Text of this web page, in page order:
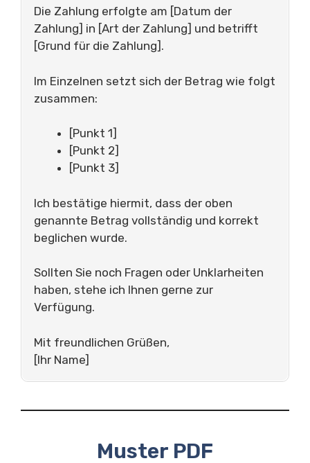
Die Zahlung erfolgte am [Datum der
Zahlung] in [Art der Zahlung] und betrifft
[Grund für die Zahlung].
Im Einzelnen setzt sich der Betrag wie folgt
zusammen:
[Punkt 1]
[Punkt 2]
[Punkt 3]
Ich bestätige hiermit, dass der oben
genannte Betrag vollständig und korrekt
beglichen wurde.
Sollten Sie noch Fragen oder Unklarheiten
haben, stehe ich Ihnen gerne zur
Verfügung.
Mit freundlichen Grüßen,
[Ihr Name]
Muster PDF